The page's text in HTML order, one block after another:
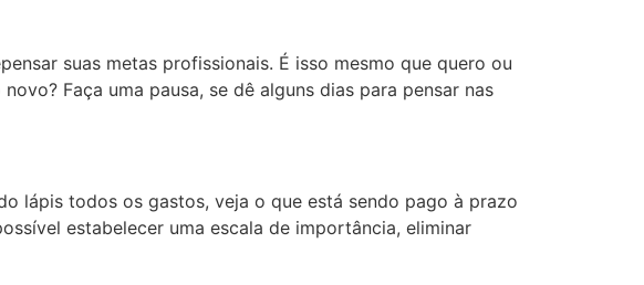
suas metas profissionais. É isso mesmo que quero ou
Faça uma pausa, se dê alguns dias para pensar nas
lápis todos os gastos, veja o que está sendo pago à prazo
estabelecer uma escala de importância, eliminar